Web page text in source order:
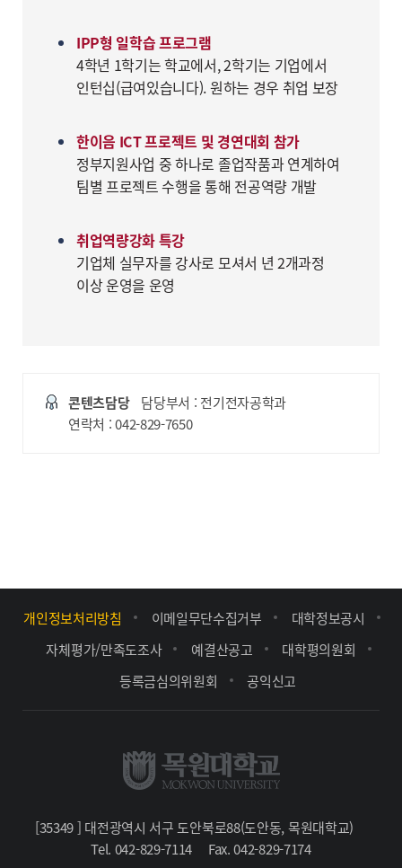
IPP형 일학습 프로그램
4학년 1학기는 학교에서, 2학기는 기업에서
인턴십(급여있습니다). 원하는 경우 취업 보장
한이음 ICT 프로젝트 및 경연대회 참가
정부지원사업 중 하나로 졸업작품과 연계하여
팀별 프로젝트 수행을 통해 전공역량 개발
취업역량강화 특강
기업체 실무자를 강사로 모셔서 년 2개과정
이상 운영을 운영
콘텐츠담당
담당부서 : 전기전자공학과
연락처 : 042-829-7650
개인정보처리방침 이메일무단수집거부
대학정보공시
자체평가/만족도조사
예결산공고
대학평의원회
등록금심의위원회
공익신고
[35349 ] 대전광역시 서구 도안북로88(도안동, 목원대학교)
Tel. 042-829-7114
Fax. 042-829-7174